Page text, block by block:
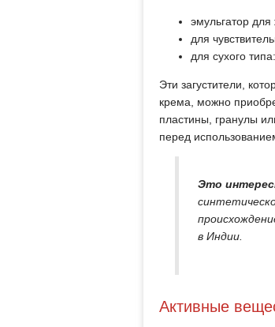
эмульгатор
для
для сухого
Эти загустители,
крема, можно
пластины, гранулы
перед
Это
в Индии.
Активные